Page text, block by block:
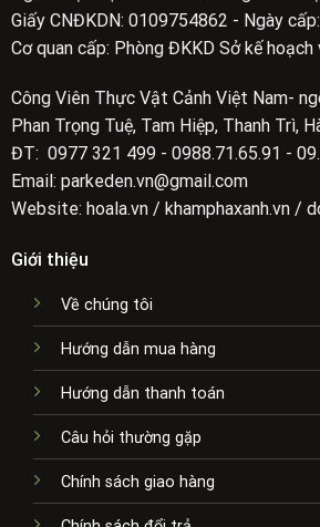
Giấy CNĐKDN: 0109754862 - Ngày
Cơ quan cấp: Phòng ĐKKD Sở kế
Công Viên Thực Vật Cảnh Việt Nam-
Phan Trọng Tuệ, Tam Hiệp, Thanh Trì,
ĐT: 0977 321 499 - 0988.71.65.91 -
Email: parkeden.vn@gmail.com
Website: hoala.vn / khamphaxanh.vn /
Giới thiệu
Về chúng tôi
Hướng dẫn mua hàng
Hướng dẫn thanh toán
Câu hỏi thường gặp
Chính sách giao hàng